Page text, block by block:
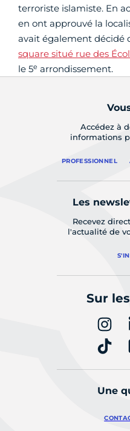
terroriste islamiste. En
en ont approuvé la
avait également décidé
square situé rue des
le 5e arrondissement.
Accédez à
informations
PROFESSIONNEL
Les
Recevez
l'actualité de
Sur
Une